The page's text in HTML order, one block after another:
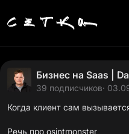
Бизнес на Saas |
39 подписчиков·
Когда клиент сам
Речь про osintmonster